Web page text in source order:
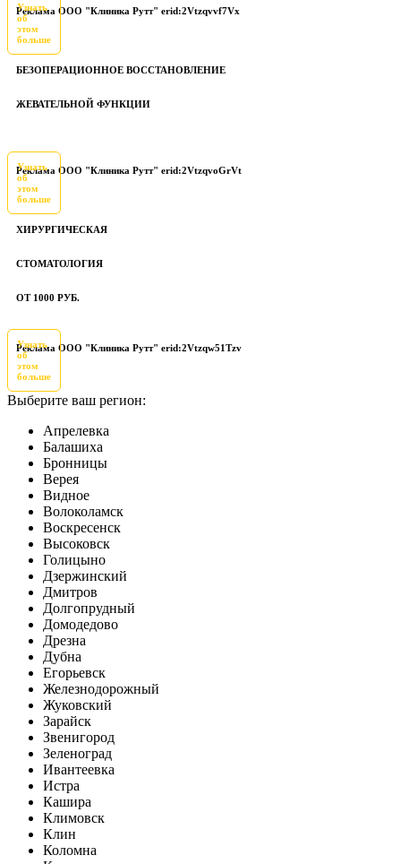
Реклама ООО "Клиника Рутт" erid:2Vtzqvvf7Vx
Узнать
об
этом
больше
БЕЗОПЕРАЦИОННОЕ ВОССТАНОВЛЕНИЕ
ЖЕВАТЕЛЬНОЙ ФУНКЦИИ
Реклама ООО "Клиника Рутт" erid:2VtzqvoGrVt
Узнать
об
этом
больше
ХИРУРГИЧЕСКАЯ
СТОМАТОЛОГИЯ
ОТ 1000 РУБ.
Реклама ООО "Клиника Рутт" erid:2Vtzqw51Tzv
Узнать
об
этом
больше
Выберите ваш регион:
Апрелевка
Балашиха
Бронницы
Верея
Видное
Волоколамск
Воскресенск
Высоковск
Голицыно
Дзержинский
Дмитров
Долгопрудный
Домодедово
Дрезна
Дубна
Егорьевск
Железнодорожный
Жуковский
Зарайск
Звенигород
Зеленоград
Ивантеевка
Истра
Кашира
Климовск
Клин
Коломна